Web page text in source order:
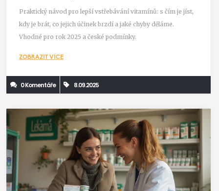
časté chyby
Praktický návod pro lepší vstřebávání vitamínů: s čím je jíst,
kdy je brát, co jejich účinek brzdí a jaké chyby děláme.
Vhodné pro rok 2025 a české podmínky.
ZOBRAZIT VÍCE
0 Komentáře 8.09.2025